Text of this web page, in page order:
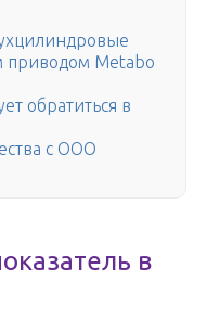
приводом Metabo
обратиться в
с ООО
в